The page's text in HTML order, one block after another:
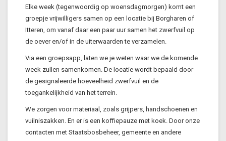
Elke week (tegenwoordig op woensdagmorgen) komt een
groepje vrijwilligers samen op een locatie bij Borgharen of
Itteren, om vanaf daar een paar uur samen het zwerfvuil op
de oever en/of in de uiterwaarden te verzamelen.
Via een groepsapp, laten we je weten waar we de komende
week zullen samenkomen. De locatie wordt bepaald door
de gesignaleerde hoeveelheid zwerfvuil en de
toegankelijkheid van het terrein.
We zorgen voor materiaal, zoals grijpers, handschoenen en
vuilniszakken. En er is een koffiepauze met koek. Door onze
contacten met Staatsbosbeheer, gemeente en andere